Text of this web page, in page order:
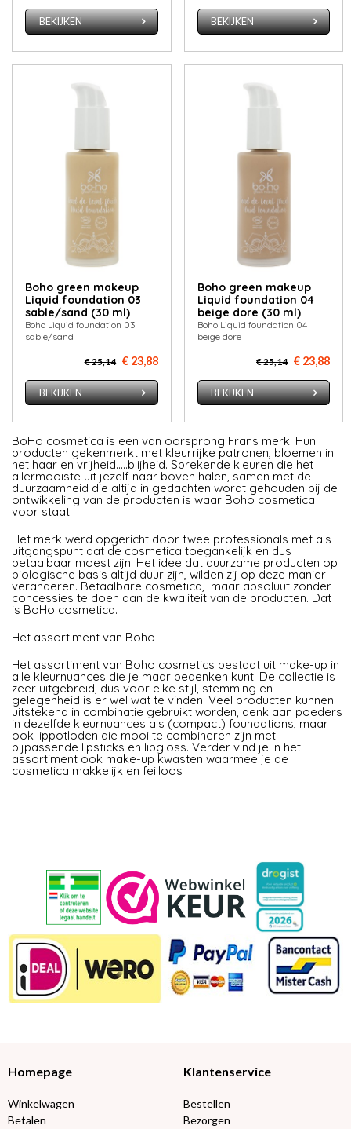
BEKIJKEN BEKIJKEN
Boho green makeup
Liquid foundation 03
sable/sand (30 ml)
Boho Liquid foundation 03
sable/sand
€ 25,14 € 23,88
BEKIJKEN
Boho green makeup
Liquid foundation 04
beige dore (30 ml)
Boho Liquid foundation 04
beige dore
€ 25,14 € 23,88
BEKIJKEN
BoHo cosmetica is een van oorsprong Frans merk. Hun
producten gekenmerkt met kleurrijke patronen, bloemen in
het haar en vrijheid.....blijheid. Sprekende kleuren die het
allermooiste uit jezelf naar boven halen, samen met de
duurzaamheid die altijd in gedachten wordt gehouden bij de
ontwikkeling van de producten is waar Boho cosmetica
voor staat.
Het merk werd opgericht door twee professionals met als
uitgangspunt dat de cosmetica toegankelijk en dus
betaalbaar moest zijn. Het idee dat duurzame producten op
biologische basis altijd duur zijn, wilden zij op deze manier
veranderen. Betaalbare cosmetica, maar absoluut zonder
concessies te doen aan de kwaliteit van de producten. Dat
is BoHo cosmetica.
Het assortiment van Boho
Het assortiment van Boho cosmetics bestaat uit make-up in
alle kleurnuances die je maar bedenken kunt. De collectie is
zeer uitgebreid, dus voor elke stijl, stemming en
gelegenheid is er wel wat te vinden. Veel producten kunnen
uitstekend in combinatie gebruikt worden, denk aan poeders
in dezelfde kleurnuances als (compact) foundations, maar
ook lippotloden die mooi te combineren zijn met
bijpassende lipsticks en lipgloss. Verder vind je in het
assortiment ook make-up kwasten waarmee je de
cosmetica makkelijk en feilloos
Homepage
Winkelwagen
Betalen
Klantenservice
Bestellen
Bezorgen